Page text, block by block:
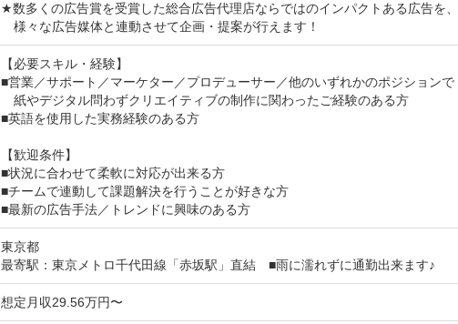
★数多くの広告賞を受賞した総合広告代理店ならではのインパクトある広告を、
様々な広告媒体と連動させて企画・提案が行えます！
【必要スキル・経験】
■営業／サポート／マーケター／プロデューサー／他のいずれかのポジションで
紙やデジタル問わずクリエイティブの制作に関わったご経験のある方
■英語を使用した実務経験のある方
【歓迎条件】
■状況に合わせて柔軟に対応が出来る方
■チームで連動して課題解決を行うことが好きな方
■最新の広告手法／トレンドに興味のある方
東京都
最寄駅：東京メトロ千代田線「赤坂駅」直結　■雨に濡れずに通勤出来ます♪
想定月収29.56万円〜